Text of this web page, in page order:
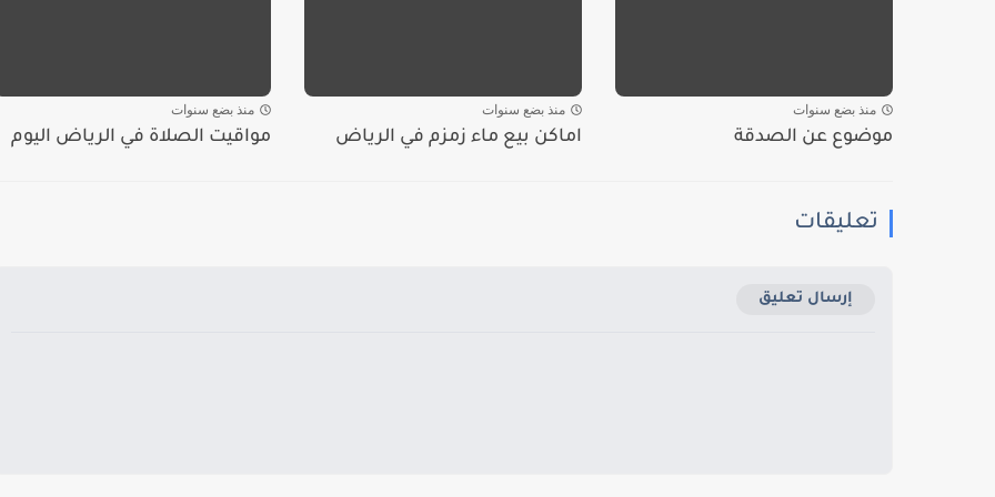
منذ بضع سنوات
موضوع عن الصدقة
منذ بضع سنوات
اماكن بيع ماء زمزم في الرياض
منذ بضع سنوات
مواقيت الصلاة في الرياض اليوم
تعليقات
إرسال تعليق